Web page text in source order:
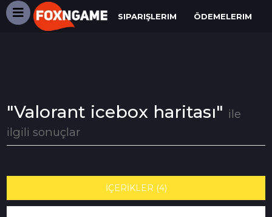
SIPARIŞLERIM ÖDEMELERIM
"Valorant icebox haritası" ile
ilgili sonuçlar
İÇERİKLER (4)